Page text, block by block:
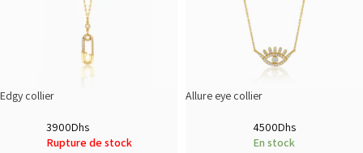
Edgy collier
3900Dhs
Rupture de stock
Allure eye collier
4500Dhs
En stock